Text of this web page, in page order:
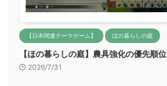
【日本関連テーマゲーム】 ほの暮らしの庭
【ほの暮らしの庭】農具強化の優先順位
2026/7/31